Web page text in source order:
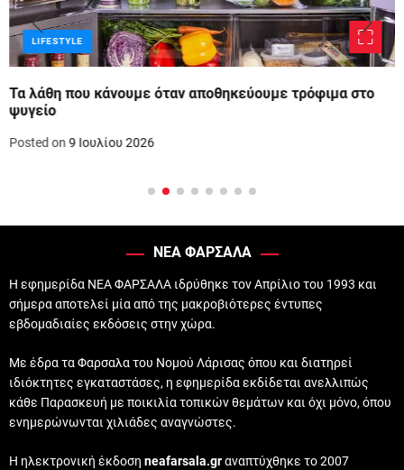
LIFESTYLE
Τα λάθη που κάνουμε όταν αποθηκεύουμε τρόφιμα στο
ψυγείο
Posted on9 Ιουλίου 2026
ΝΕΑ ΦΑΡΣΑΛΑ
Η εφημερίδα ΝΕΑ ΦΑΡΣΑΛΑ ιδρύθηκε τον Απρίλιο του 1993 και
σήμερα αποτελεί μία από της μακροβιότερες έντυπες
εβδομαδιαίες εκδόσεις στην χώρα.
Με έδρα τα Φαρσαλα του Νομού Λάρισας όπου και διατηρεί
ιδιόκτητες εγκαταστάσες, η εφημερίδα εκδίδεται ανελλιπώς
κάθε Παρασκευή με ποικιλία τοπικών θεμάτων και όχι μόνο, όπου
ενημερώνωνται χιλιάδες αναγνώστες.
Η ηλεκτρονική έκδοση neafarsala.grαναπτύχθηκε το 2007